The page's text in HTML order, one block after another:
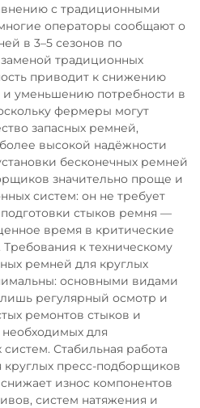
с традиционными
операторы сообщают о
в 3–5 сезонов по
традиционных
приводит к снижению
и уменьшению потребности в
фермеры могут
запасных ремней,
высокой надёжности
бесконечных ремней
значительно проще и
систем: он не требует
стыков ремня —
время в критические
к техническому
ремней для круглых
основными видами
регулярный осмотр и
ремонтов стыков и
для
Стабильная работа
пресс-подборщиков
износ компонентов
систем натяжения и